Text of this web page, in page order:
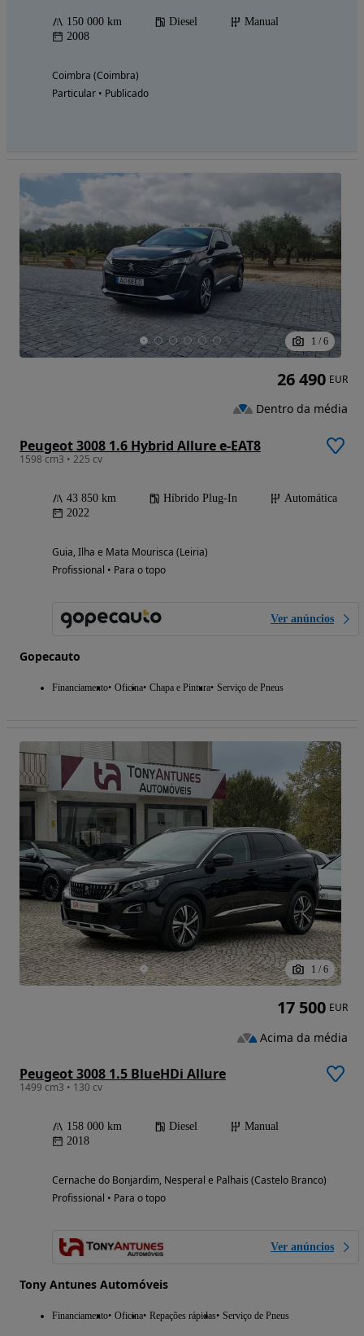
150 000 km Diesel
Manual
2008
Coimbra (Coimbra)
Particular • Publicado
1 / 6
Peugeot 3008 1.6 Hybrid Allure e-EAT8
1598 cm3 • 225 cv
43 850 km Híbrido Plug-In
Automática
2022
Guia, Ilha e Mata Mourisca (Leiria)
Profissional • Para o topo
Ver anúncios
Gopecauto
Financiamento Oficina Chapa e Pintura Serviço de Pneus
26 490 EUR
Dentro da média
1 / 6
Peugeot 3008 1.5 BlueHDi Allure
1499 cm3 • 130 cv
158 000 km Diesel
Manual
2018
Cernache do Bonjardim, Nesperal e Palhais (Castelo Branco)
Profissional • Para o topo
Ver anúncios
Tony Antunes Automóveis
Financiamento Oficina Repações rápidas Serviço de Pneus
17 500 EUR
Acima da média